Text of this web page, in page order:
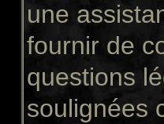
une
fournir de
questions
soulignées